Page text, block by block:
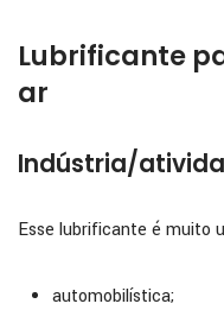
Lubrificante
ar
Indústria/
Esse lubrificante é muito
automobilística;